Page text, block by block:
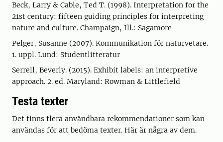
Beck, Larry & Cable, Ted T. (1998). Interpretation for the
21st century: fifteen guiding principles for interpreting
nature and culture. Champaign, Ill.: Sagamore
Pelger, Susanne (2007). Kommunikation för naturvetare.
1. uppl. Lund: Studentlitteratur
Serrell, Beverly. (2015). Exhibit labels: an interpretive
approach. 2. ed. Maryland: Rowman & Littlefield
Testa texter
Det finns flera användbara rekommendationer som kan
användas för att bedöma texter. Här är några av dem.